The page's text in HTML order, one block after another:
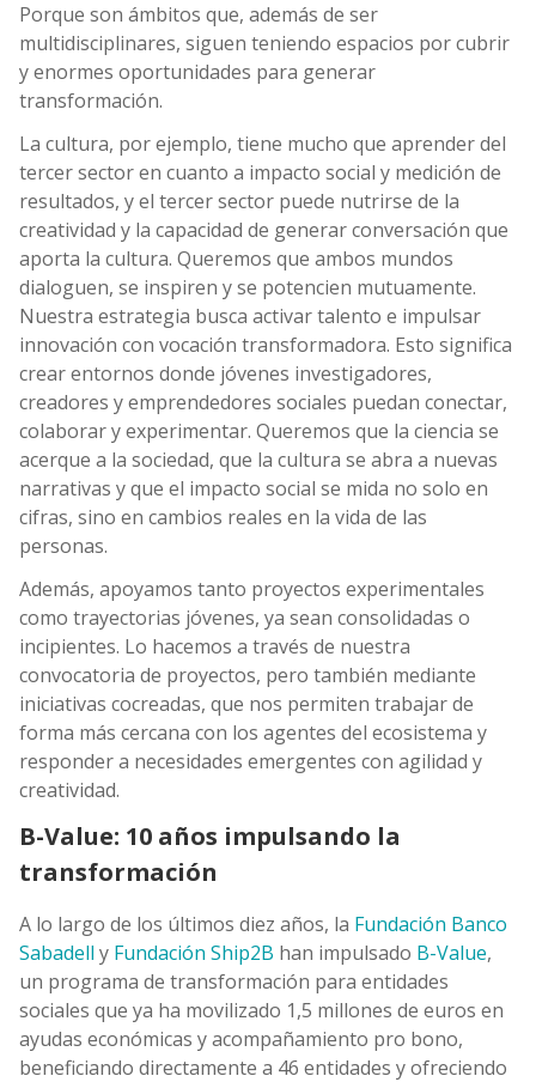
Porque son ámbitos que, además de ser
multidisciplinares, siguen teniendo espacios por cubrir
y enormes oportunidades para generar
transformación.
La cultura, por ejemplo, tiene mucho que aprender del
tercer sector en cuanto a impacto social y medición de
resultados, y el tercer sector puede nutrirse de la
creatividad y la capacidad de generar conversación que
aporta la cultura. Queremos que ambos mundos
dialoguen, se inspiren y se potencien mutuamente.
Nuestra estrategia busca activar talento e impulsar
innovación con vocación transformadora. Esto significa
crear entornos donde jóvenes investigadores,
creadores y emprendedores sociales puedan conectar,
colaborar y experimentar. Queremos que la ciencia se
acerque a la sociedad, que la cultura se abra a nuevas
narrativas y que el impacto social se mida no solo en
cifras, sino en cambios reales en la vida de las
personas.
Además, apoyamos tanto proyectos experimentales
como trayectorias jóvenes, ya sean consolidadas o
incipientes. Lo hacemos a través de nuestra
convocatoria de proyectos, pero también mediante
iniciativas cocreadas, que nos permiten trabajar de
forma más cercana con los agentes del ecosistema y
responder a necesidades emergentes con agilidad y
creatividad.
B-Value: 10 años impulsando la
transformación
A lo largo de los últimos diez años, la Fundación Banco
Sabadell y Fundación Ship2B han impulsado B-Value,
un programa de transformación para entidades
sociales que ya ha movilizado 1,5 millones de euros en
ayudas económicas y acompañamiento pro bono,
beneficiando directamente a 46 entidades y ofreciendo